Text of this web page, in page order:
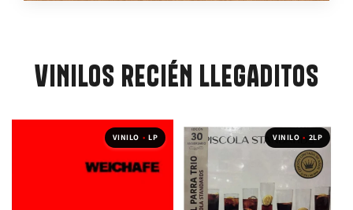
VINILOS RECIÉN LLEGADITOS
VINILO • LP VINILO • 2LP